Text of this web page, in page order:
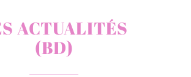
ACTUALITÉS
(BD)